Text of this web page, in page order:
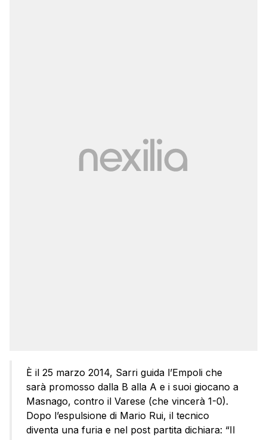
È il 25 marzo 2014, Sarri guida l’Empoli che
sarà promosso dalla B alla A e i suoi giocano a
Masnago, contro il Varese (che vincerà 1-0).
Dopo l’espulsione di Mario Rui, il tecnico
diventa una furia e nel post partita dichiara: “Il